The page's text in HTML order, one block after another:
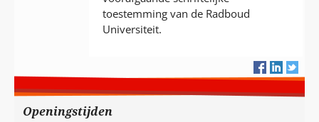
toestemming van de Radboud
Universiteit.
Openingstijden